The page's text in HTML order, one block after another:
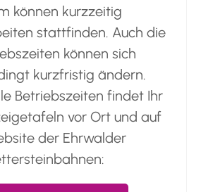
können kurzzeitig
stattfinden. Auch die
können sich
kurzfristig ändern.
Betriebszeiten findet Ihr
vor Ort und auf
der Ehrwalder